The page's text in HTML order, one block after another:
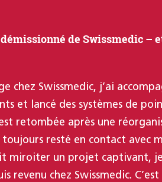
de Swissmedic –
chez Swissmedic, j’ai
et lancé des systèmes de
retombée après une
toujours resté en contact avec
miroiter un projet captivant, je
revenu chez Swissmedic. C’est